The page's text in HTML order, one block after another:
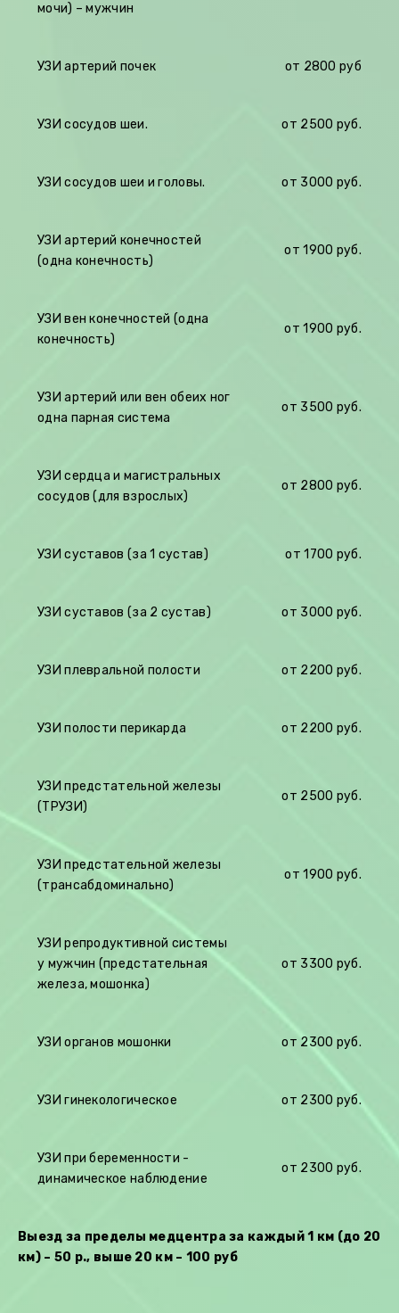
мочи) – мужчин
УЗИ артерий почек от 2800 руб
УЗИ сосудов шеи. от 2500 руб.
УЗИ сосудов шеи и головы. от 3000 руб.
УЗИ артерий конечностей
(одна конечность)
от 1900 руб.
УЗИ вен конечностей (одна
конечность)
от 1900 руб.
УЗИ артерий или вен обеих ног
одна парная система
от 3500 руб.
УЗИ сердца и магистральных
сосудов (для взрослых)
от 2800 руб.
УЗИ суставов (за 1 сустав) от1700 руб.
УЗИ суставов (за 2 сустав) от 3000 руб.
УЗИ плевральной полости от 2200 руб.
УЗИ полости перикарда от 2200 руб.
УЗИ предстательной железы
(ТРУЗИ)
от 2500 руб.
УЗИ предстательной железы
(трансабдоминально)
от1900 руб.
УЗИ репродуктивной системы
у мужчин (предстательная
железа, мошонка)
от 3300 руб.
УЗИ органов мошонки от 2300 руб.
УЗИ гинекологическое от 2300 руб.
УЗИ при беременности -
динамическое наблюдение
от 2300 руб.
Выезд за пределы медцентра за каждый 1 км (до 20
км) – 50 р., выше 20 км – 100 руб